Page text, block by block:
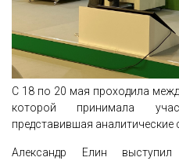
С 18 по 20 мая проходила
которой принимала
представившая аналитические
Александр Елин